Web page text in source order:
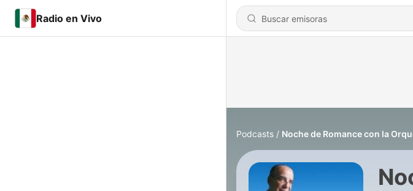
Radio en Vivo
Podcasts Noche de Romance con la